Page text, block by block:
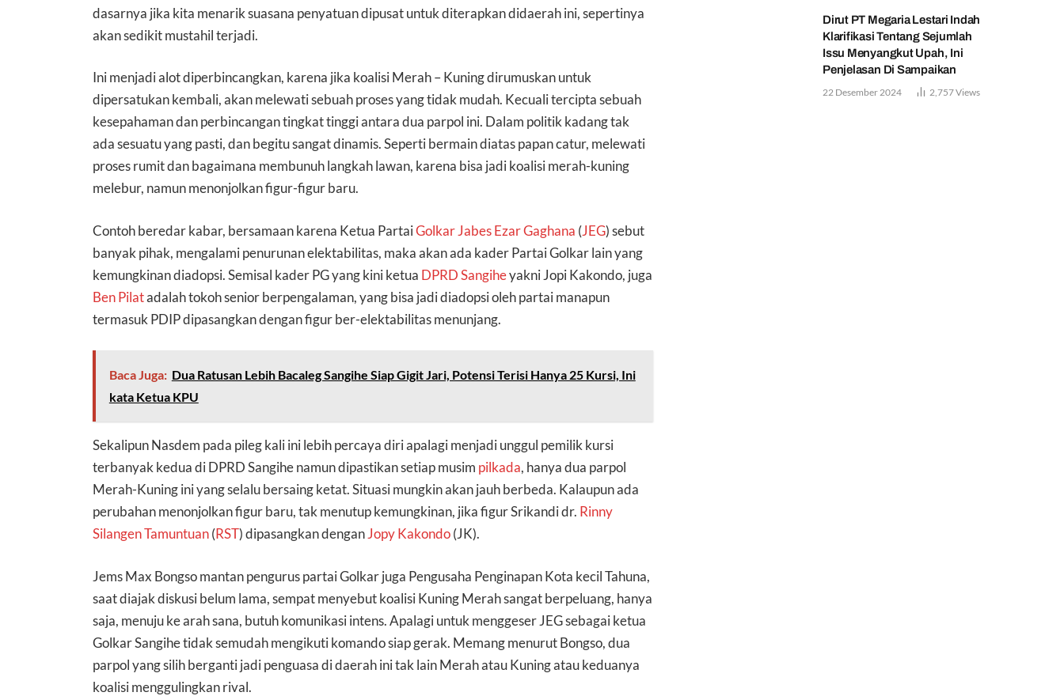
dasarnya jika kita menarik suasana penyatuan dipusat untuk diterapkan didaerah ini, sepertinya
akan sedikit mustahil terjadi.
Ini menjadi alot diperbincangkan, karena jika koalisi Merah – Kuning dirumuskan untuk
dipersatukan kembali, akan melewati sebuah proses yang tidak mudah. Kecuali tercipta sebuah
kesepahaman dan perbincangan tingkat tinggi antara dua parpol ini. Dalam politik kadang tak
ada sesuatu yang pasti, dan begitu sangat dinamis. Seperti bermain diatas papan catur, melewati
proses rumit dan bagaimana membunuh langkah lawan, karena bisa jadi koalisi merah-kuning
melebur, namun menonjolkan figur-figur baru.
Contoh beredar kabar, bersamaan karena Ketua PartaiGolkar Jabes Ezar Gaghana (JEG) sebut
banyak pihak, mengalami penurunan elektabilitas, maka akan ada kader Partai Golkar lain yang
kemungkinan diadopsi. Semisal kader PG yang kini ketua DPRD Sangiheyakni Jopi Kakondo, juga
Ben Pilatadalah tokoh senior berpengalaman, yang bisa jadi diadopsi oleh partai manapun
termasuk PDIP dipasangkan dengan figur ber-elektabilitas menunjang.
Baca Juga: Dua Ratusan Lebih Bacaleg Sangihe Siap Gigit Jari, Potensi Terisi Hanya 25 Kursi, Ini
kata Ketua KPU
Sekalipun Nasdem pada pileg kali ini lebih percaya diri apalagi menjadi unggul pemilik kursi
terbanyak kedua di DPRD Sangihe namun dipastikan setiap musim pilkada, hanya dua parpol
Merah-Kuning ini yang selalu bersaing ketat. Situasi mungkin akan jauh berbeda. Kalaupun ada
perubahan menonjolkan figur baru, tak menutup kemungkinan, jika figur Srikandi dr. Rinny
Silangen Tamuntuan (RST) dipasangkan denganJopy Kakondo (JK).
Jems Max Bongso mantan pengurus partai Golkar juga Pengusaha Penginapan Kota kecil Tahuna,
saat diajak diskusi belum lama, sempat menyebut koalisi Kuning Merah sangat berpeluang, hanya
saja, menuju ke arah sana, butuh komunikasi intens. Apalagi untuk menggeser JEG sebagai ketua
Golkar Sangihe tidak semudah mengikuti komando siap gerak. Memang menurut Bongso, dua
parpol yang silih berganti jadi penguasa di daerah ini tak lain Merah atau Kuning atau keduanya
koalisi menggulingkan rival.
Dirut PT Megaria Lestari Indah
Klarifikasi Tentang Sejumlah
Issu Menyangkut Upah, Ini
Penjelasan Di Sampaikan
22 Desember 2024 2,757Views